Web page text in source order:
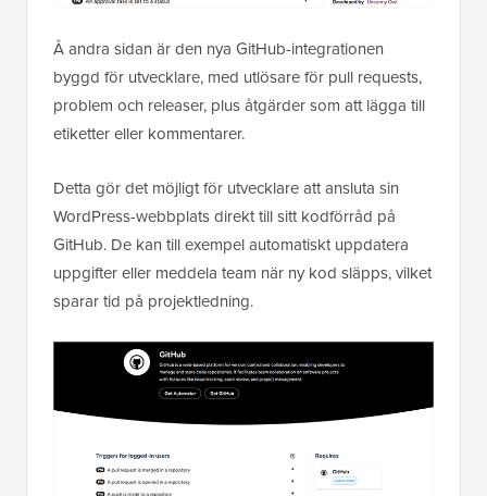
Å andra sidan är den nya GitHub-integrationen
byggd för utvecklare, med utlösare för pull requests,
problem och releaser, plus åtgärder som att lägga till
etiketter eller kommentarer.
Detta gör det möjligt för utvecklare att ansluta sin
WordPress-webbplats direkt till sitt kodförråd på
GitHub. De kan till exempel automatiskt uppdatera
uppgifter eller meddela team när ny kod släpps, vilket
sparar tid på projektledning.